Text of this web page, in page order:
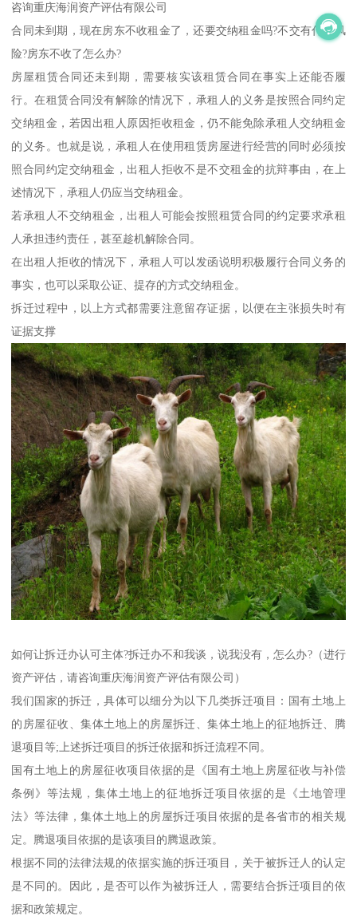
咨询重庆海润资产评估有限公司
合同未到期，现在房东不收租金了，还要交纳租金吗?不交有什么风
险?房东不收了怎么办?
房屋租赁合同还未到期，需要核实该租赁合同在事实上还能否履
行。在租赁合同没有解除的情况下，承租人的义务是按照合同约定
交纳租金，若因出租人原因拒收租金，仍不能免除承租人交纳租金
的义务。也就是说，承租人在使用租赁房屋进行经营的同时必须按
照合同约定交纳租金，出租人拒收不是不交租金的抗辩事由，在上
述情况下，承租人仍应当交纳租金。
若承租人不交纳租金，出租人可能会按照租赁合同的约定要求承租
人承担违约责任，甚至趁机解除合同。
在出租人拒收的情况下，承租人可以发函说明积极履行合同义务的
事实，也可以采取公证、提存的方式交纳租金。
拆迁过程中，以上方式都需要注意留存证据，以便在主张损失时有
证据支撑
如何让拆迁办认可主体?拆迁办不和我谈，说我没有，怎么办?（进行
资产评估，请咨询重庆海润资产评估有限公司）
我们国家的拆迁，具体可以细分为以下几类拆迁项目：国有土地上
的房屋征收、集体土地上的房屋拆迁、集体土地上的征地拆迁、腾
退项目等;上述拆迁项目的拆迁依据和拆迁流程不同。
国有土地上的房屋征收项目依据的是《国有土地上房屋征收与补偿
条例》等法规，集体土地上的征地拆迁项目依据的是《土地管理
法》等法律，集体土地上的房屋拆迁项目依据的是各省市的相关规
定。腾退项目依据的是该项目的腾退政策。
根据不同的法律法规的依据实施的拆迁项目，关于被拆迁人的认定
是不同的。因此，是否可以作为被拆迁人，需要结合拆迁项目的依
据和政策规定。